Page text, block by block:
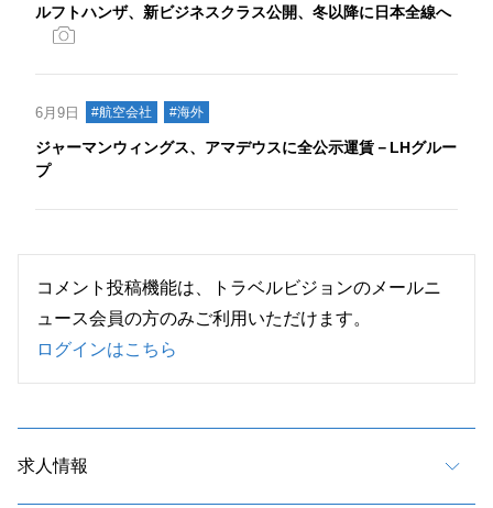
ルフトハンザ、新ビジネスクラス公開、冬以降に日本全線へ
6月9日 #航空会社 #海外
ジャーマンウィングス、アマデウスに全公示運賃－LHグルー
プ
コメント投稿機能は、トラベルビジョンのメールニ
ュース会員の方のみご利用いただけます。
ログインはこちら
求人情報